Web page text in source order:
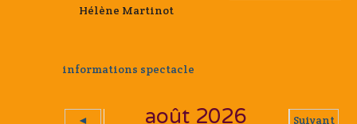
Hélène Martinot
informations spectacle
◄
août 2026
Suivant